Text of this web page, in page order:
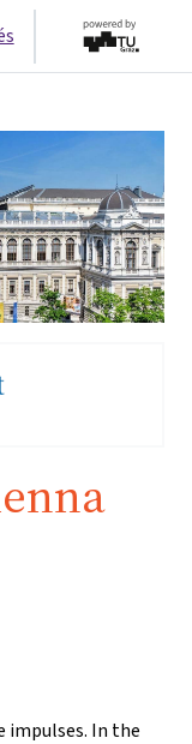
impulses. In the